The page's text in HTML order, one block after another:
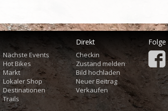
Nächste Events
Hot Bikes
Markt
Lokaler Shop
Destinationen
Trails
Direkt
Checkin
Zustand melden
Bild hochladen
Neuer Beitrag
Verkaufen
Folge